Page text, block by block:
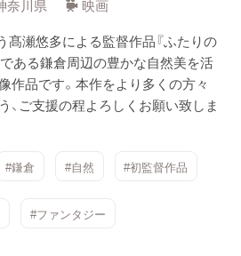
奈川県
映画
髙瀬悠多による監督作品『ふたりの
である鎌倉周辺の豊かな自然美を活
作品です。本作をより多くの方々
、ご支援の程よろしくお願い致しま
#鎌倉 #自然 #初監督作品
#ファンタジー